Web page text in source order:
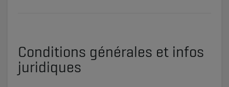
Conditions générales et infos
juridiques